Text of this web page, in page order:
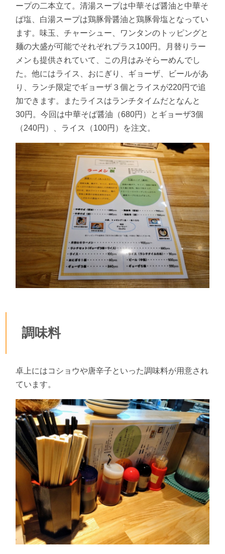
ープの二本立て。清湯スープは中華そば醤油と中華そ
ば塩、白湯スープは鶏豚骨醤油と鶏豚骨塩となってい
ます。味玉、チャーシュー、ワンタンのトッピングと
麺の大盛が可能でそれぞれプラス100円。月替りラー
メンも提供されていて、この月はみそらーめんでし
た。他にはライス、おにぎり、ギョーザ、ビールがあ
り、ランチ限定でギョーザ３個とライスが220円で追
加できます。またライスはランチタイムだとなんと
30円。今回は中華そば醤油（680円）とギョーザ3個
（240円）、ライス（100円）を注文。
調味料
卓上にはコショウや唐辛子といった調味料が用意され
ています。